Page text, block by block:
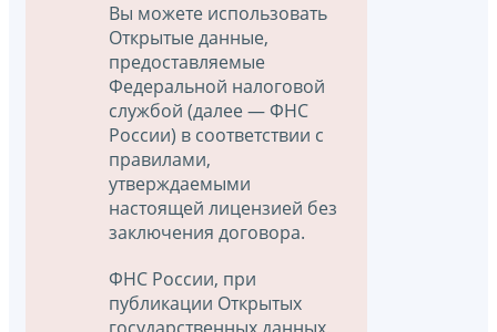
Вы можете использовать
Открытые данные,
предоставляемые
Федеральной налоговой
службой (далее — ФНС
России) в соответствии с
правилами,
утверждаемыми
настоящей лицензией без
заключения договора.
ФНС России, при
публикации Открытых